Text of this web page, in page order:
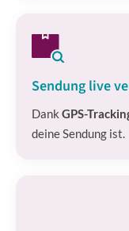
Sendung live
Dank GPS-
deine Sendung ist.